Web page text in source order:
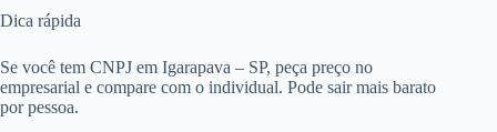
Dica rápida
Se você tem CNPJ em Igarapava – SP, peça preço no
empresarial e compare com o individual. Pode sair mais barato
por pessoa.